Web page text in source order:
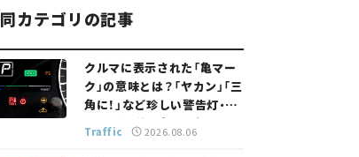
同カテゴリの記事
クルマに表示された「亀マー
ク」の意味とは？「ヤカン」「三
角に！」など珍しい警告灯・表
示灯を解説。 意外と便利なマ
ークも【クルマの知識】
Traffic 2026.08.06